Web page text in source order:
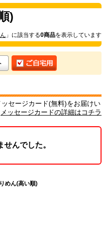
)
」に該当する0商品を表示しています
セージカード(無料)をお届けい
メッセージカードの詳細はコチラ
せんでした。
めん(高い順)